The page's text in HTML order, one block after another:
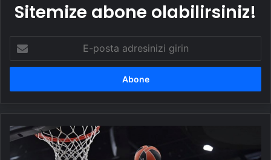
Sitemize abone olabilirsiniz!
posta
adresinizi
Anadolu
Efes-
Maccabi